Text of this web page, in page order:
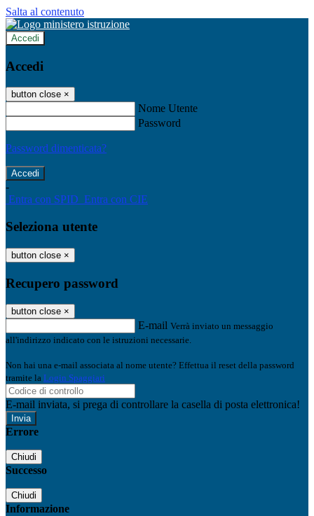
Salta al contenuto
Accedi
Accedi
button close ×
Nome Utente
Password
Password dimenticata?
-
Entra con SPID Entra con CIE
Seleziona utente
button close ×
Recupero password
button close ×
E-mail Verrà inviato un messaggio
all'indirizzo indicato con le istruzioni necessarie.
Non hai una e-mail associata al nome utente? Effettua il reset della password
tramite la Login Spaggiari
E-mail inviata, si prega di controllare la casella di posta elettronica!
Errore
Chiudi
Successo
Chiudi
Informazione